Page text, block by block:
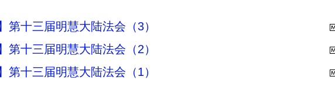
第十三届明慧大陆法会（3）
第十三届明慧大陆法会（2）
第十三届明慧大陆法会（1）